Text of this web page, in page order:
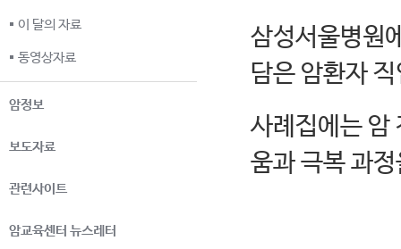
이 달의 자료
동영상자료
암정보
보도자료
관련사이트
암교육센터 뉴스레터
삼성서울병원
담은 암환자
사례집에는 암
움과 극복 과